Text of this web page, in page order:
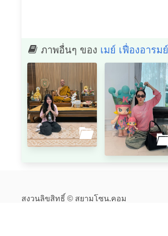
ภาพอื่นๆ ของ เมย์ เฟื่องอารมย์
สงวนลิขสิทธิ์ © สยามโซน.คอม